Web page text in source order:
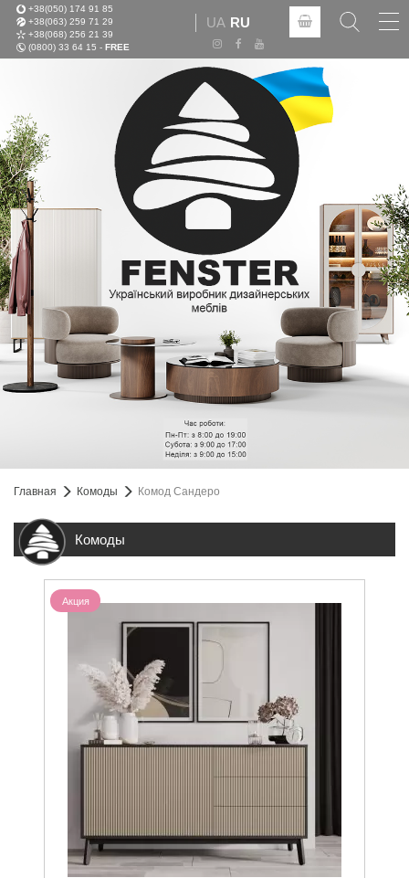
+38(050) 174 91 85
+38(063) 259 71 29
+38(068) 256 21 39
(0800) 33 64 15 - FREE
UA RU
Главная Комоды Комод Сандеро
Комоды
Акция